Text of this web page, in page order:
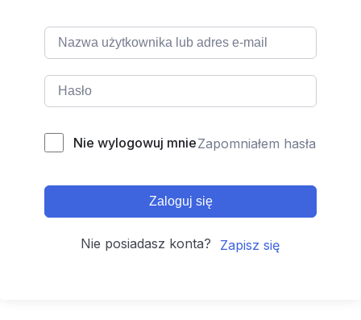
Nie wylogowuj mnieZapomniałem hasła
Zaloguj się
Nie posiadasz konta? Zapisz się